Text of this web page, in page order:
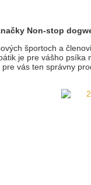
Non-stop
športoch a
je pre vášho psíka
vás ten správny